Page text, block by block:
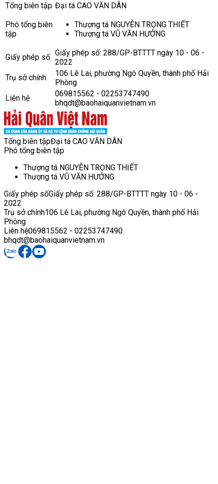
Tổng biên tập Đại tá CAO VĂN DÂN
Phó tổng biên
tập
Thượng tá NGUYỄN TRỌNG THIẾT
Thượng tá VŨ VĂN HƯỞNG
Giấy phép số Giấy phép số: 288/GP-BTTTT ngày 10 - 06 -
2022
Trụ sở chính
106 Lê Lai, phường Ngô Quyền, thành phố Hải
Phòng
Liên hệ
069815562 - 02253747490
bhqdt@baohaiquanvietnam.vn
Tổng biên tậpĐại tá CAO VĂN DÂN
Phó tổng biên tập
Thượng tá NGUYỄN TRỌNG THIẾT
Thượng tá VŨ VĂN HƯỞNG
Giấy phép sốGiấy phép số: 288/GP-BTTTT ngày 10 - 06 -
2022
Trụ sở chính106 Lê Lai, phường Ngô Quyền, thành phố Hải
Phòng
Liên hệ069815562 - 02253747490
bhqdt@baohaiquanvietnam.vn